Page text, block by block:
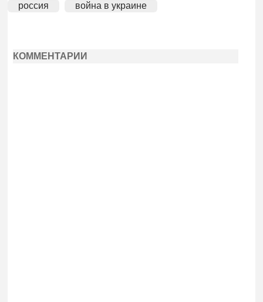
россия
война в украине
КОММЕНТАРИИ